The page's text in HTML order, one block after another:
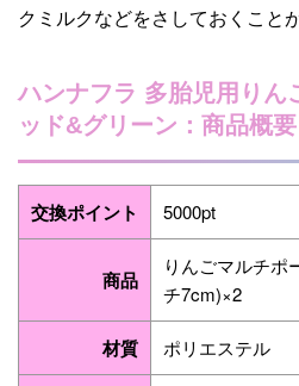
クミルクなどをさしておくこと
ハンナフラ 多胎児用りん
ッド&グリーン：商品概要
交換ポイント 5000pt
商品
りんごマルチポ
チ7cm)×2
材質 ポリエステル